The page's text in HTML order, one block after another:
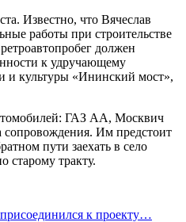
Известно, что Вячеслав
работы при строительстве
должен
к удручающему
и культуры «Ининский мост»,
ГАЗ АА, Москвич
Им предстоит
пути заехать в село
старому тракту.
к проекту…